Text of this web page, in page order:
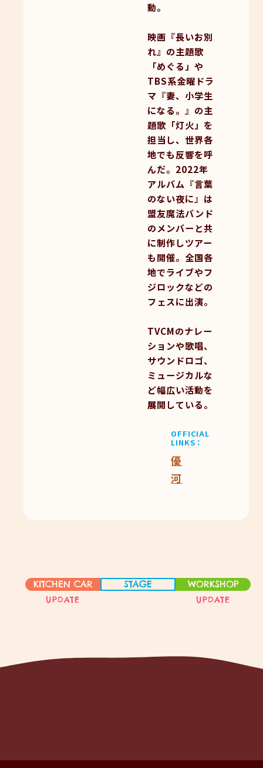
動。
映画『⻑いお別
れ』の主題歌
「めぐる」や
TBS系金曜ドラ
マ『妻、小学生
になる。』の主
題歌「灯火」を
担当し、世界各
地でも反響を呼
んだ。2022年
アルバム『言葉
のない夜に』は
盟友魔法バンド
のメンバーと共
に制作しツアー
も開催。全国各
地でライブやフ
ジロックなどの
フェスに出演。
TVCMのナレー
ションや歌唱、
サウンドロゴ、
ミュージカルな
ど幅広い活動を
展開している。
OFFICIAL
LINKS
優
河
KITCHEN CAR STAGE WORKSHOP